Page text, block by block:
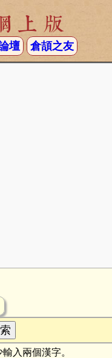
上版
壇 倉頡之友
入兩個漢字。